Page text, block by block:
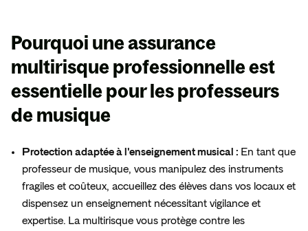
Pourquoi une assurance
multirisque professionnelle est
essentiellepour les professeurs
de musique
Protection adaptée à l'enseignement musical : En tant que
professeur de musique, vous manipulez des instruments
fragiles et coûteux, accueillez des élèves dans vos locaux et
dispensez un enseignement nécessitant vigilance et
expertise. La multirisque vous protège contre les